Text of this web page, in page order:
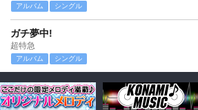
アルバム シングル
ガチ夢中!
超特急
アルバム シングル